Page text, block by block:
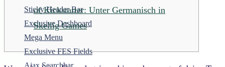
Sticky Header Bar
Exclusive Dashboard
Mega Menu
Exclusive FES Fields
Ajax Searchbar
of Kickstarter: Unter Germanisch in
Skellig Games